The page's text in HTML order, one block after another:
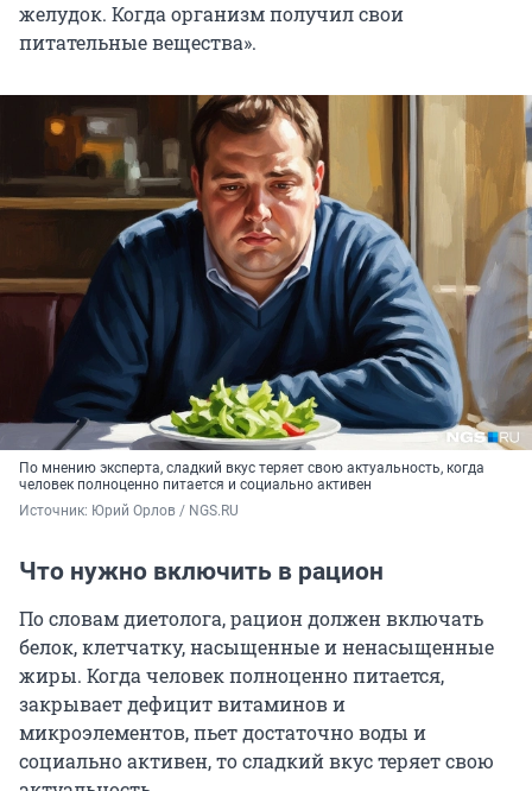
желудок. Когда организм получил свои
питательные вещества».
По мнению эксперта, сладкий вкус теряет свою актуальность, когда
человек полноценно питается и социально активен
Источник: Юрий Орлов / NGS.RU
Что нужно включить в рацион
По словам диетолога, рацион должен включать
белок, клетчатку, насыщенные и ненасыщенные
жиры. Когда человек полноценно питается,
закрывает дефицит витаминов и
микроэлементов, пьет достаточно воды и
социально активен, то сладкий вкус теряет свою